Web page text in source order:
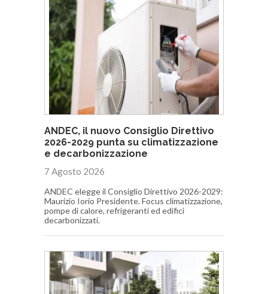
ANDEC, il nuovo Consiglio Direttivo
2026-2029 punta su climatizzazione
e decarbonizzazione
7 Agosto 2026
ANDEC elegge il Consiglio Direttivo 2026-2029:
Maurizio Iorio Presidente. Focus climatizzazione,
pompe di calore, refrigeranti ed edifici
decarbonizzati.